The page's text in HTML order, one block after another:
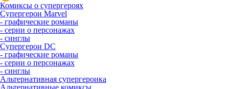
Комиксы о супергероях
Супергерои Marvel
- графические романы
- серии о персонажах
- синглы
Супергерои DC
- графические романы
- серии о персонажах
- синглы
Альтернативная супергероика
Альтернативные комиксы